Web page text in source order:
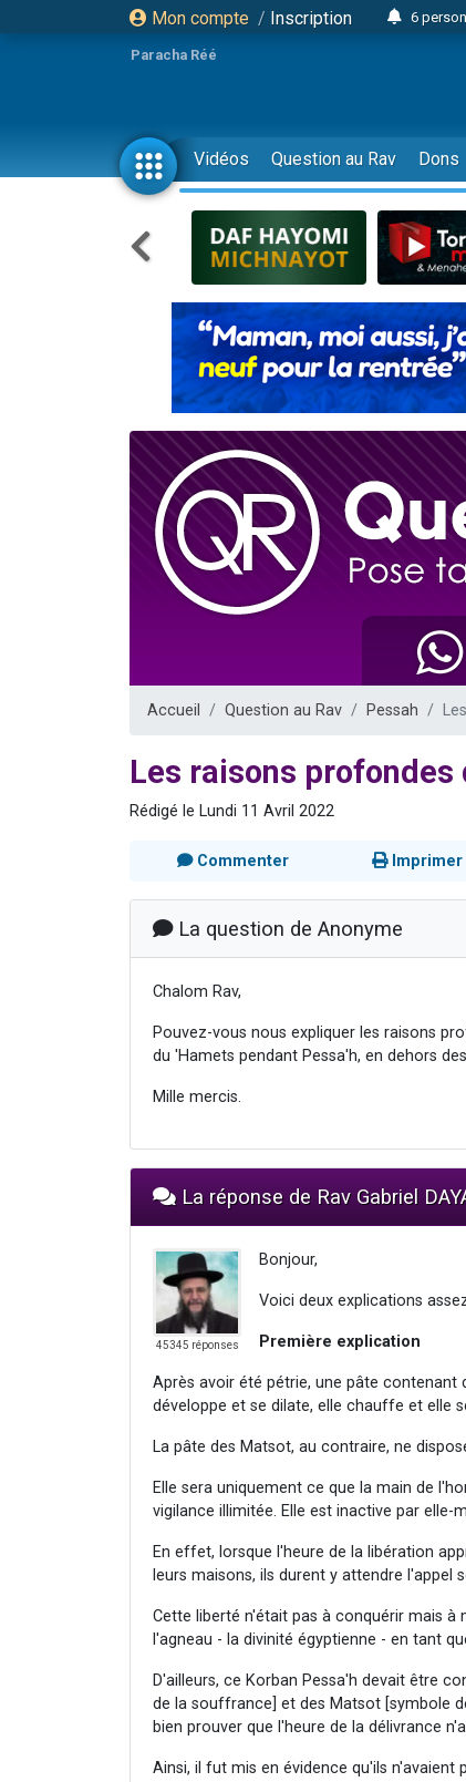
Mon compte / Inscription
6
2
17
4
Il
23
Eva
4
3
3
Odaya
13
2
30
Il
3
2
2
Paracha Réé
Vidéos Question au Rav Dons
Accueil Question au Rav Pessah
Les raisons
Rédigé le Lundi 11 Avril 2022
Commenter Imprimer
La question de Anonyme
Chalom Rav,
Pouvez-vous nous expliquer les raisons
du 'Hamets pendant Pessa'h, en dehors
Mille mercis.
La réponse de Rav Gabriel
45345 réponses
Bonjour,
Voici deux explications
Première explication
Après avoir été pétrie, une pâte contenant
développe et se dilate, elle chauffe et elle
La pâte des Matsot, au contraire, ne
Elle sera uniquement ce que la main de
vigilance illimitée. Elle est inactive par elle-
En effet, lorsque l'heure de la libération
leurs maisons, ils durent y attendre l'appel
Cette liberté n'était pas à conquérir mais
l'agneau - la divinité égyptienne - en tant
D'ailleurs, ce Korban Pessa'h devait être
de la souffrance] et des Matsot [symbole
bien prouver que l'heure de la délivrance
Ainsi, il fut mis en évidence qu'ils